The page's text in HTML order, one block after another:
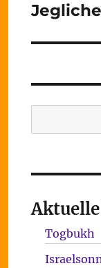
Nächster
Togbukh